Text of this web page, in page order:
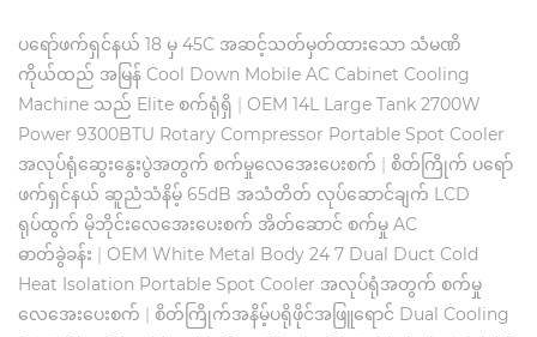
ပရော်ဖက်ရှင်နယ် 18 မှ 45C အဆင့်သတ်မှတ်ထားသော သံမဏိ
ကိုယ်ထည် အမြန် Cool Down Mobile AC Cabinet Cooling
Machine သည် Elite စက်ရုံရှိ | OEM 14L Large Tank 2700W
Power 9300BTU Rotary Compressor Portable Spot Cooler
အလုပ်ရုံဆွေးနွေးပွဲအတွက် စက်မှုလေအေးပေးစက် | စိတ်ကြိုက် ပရော်
ဖက်ရှင်နယ် ဆူညံသံနိမ့် 65dB အသံတိတ် လုပ်ဆောင်ချက် LCD
ရုပ်ထွက် မိုဘိုင်းလေအေးပေးစက် အိတ်ဆောင် စက်မှု AC
ဓာတ်ခွဲခန်း | OEM White Metal Body 24 7 Dual Duct Cold
Heat Isolation Portable Spot Cooler အလုပ်ရုံအတွက် စက်မှု
လေအေးပေးစက် | စိတ်ကြိုက်အနိမ့်ပရိုဖိုင်အဖြူရောင် Dual Cooling